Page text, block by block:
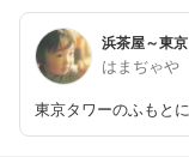
浜茶屋～東
はまぢゃや
東京タワーのふもと